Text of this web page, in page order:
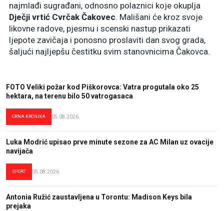
najmlađi sugrađani, odnosno polaznici koje okuplja
Dječji vrtić Cvrčak Čakovec. Mališani će kroz svoje
likovne radove, pjesmu i scenski nastup prikazati
ljepote zavičaja i ponosno proslaviti dan svog grada,
šaljući najljepšu čestitku svim stanovnicima Čakovca.
FOTO Veliki požar kod Piškorovca: Vatra progutala oko 25
hektara, na terenu bilo 50 vatrogasaca
CRNA KRONIKA 05.08.2026.
Luka Modrić upisao prve minute sezone za AC Milan uz ovacije
navijača
SPORT 05.08.2026.
Antonia Ružić zaustavljena u Torontu: Madison Keys bila
prejaka